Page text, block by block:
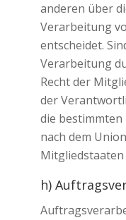
anderen über
Verarbeitung
entscheidet.
Verarbeitung
Recht der
der
die
nach dem
h)